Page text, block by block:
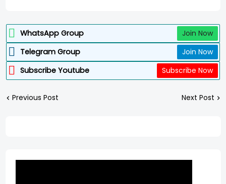
WhatsApp Group
Join Now
Telegram Group
Join Now
Subscribe Youtube
Subscribe Now
Previous Post Next Post